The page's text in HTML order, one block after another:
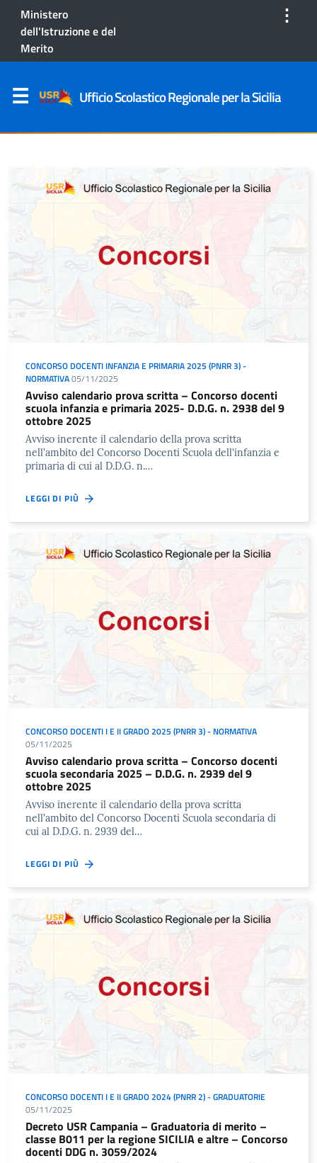
Ministero
dell'Istruzione e del
Merito
⋮
Ufficio Scolastico Regionale per la Sicilia
CONCORSO DOCENTI INFANZIA E PRIMARIA 2025 (PNRR 3) -
NORMATIVA05/11/2025
Avviso calendario prova scritta – Concorso docenti
scuola infanzia e primaria 2025- D.D.G. n. 2938 del 9
ottobre 2025
Avviso inerente il calendario della prova scritta
nell'ambito del Concorso Docenti Scuola dell'infanzia e
primaria di cui al D.D.G. n.…
LEGGI DI PIÙ
CONCORSO DOCENTI I E II GRADO 2025 (PNRR 3) - NORMATIVA
05/11/2025
Avviso calendario prova scritta – Concorso docenti
scuola secondaria 2025 – D.D.G. n. 2939 del 9
ottobre 2025
Avviso inerente il calendario della prova scritta
nell'ambito del Concorso Docenti Scuola secondaria di
cui al D.D.G. n. 2939 del…
LEGGI DI PIÙ
CONCORSO DOCENTI I E II GRADO 2024 (PNRR 2) - GRADUATORIE
05/11/2025
Decreto USR Campania – Graduatoria di merito –
classe B011 per la regione SICILIA e altre – Concorso
docenti DDG n. 3059/2024